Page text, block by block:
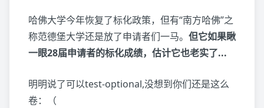
哈佛大学今年恢复了标化政策，但有“南方哈佛”之
称范德堡大学还是放了申请者们一马。 但它如果瞅
一眼28届申请者的标化成绩，估计它也老实了...
明明说了可以test-optional,没想到你们还是这么
卷：（